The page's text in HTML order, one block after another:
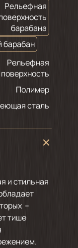
Рельефная
барабана
барабан
Рельефная
поверхность
Полимер
сталь
и стильная
–
тише